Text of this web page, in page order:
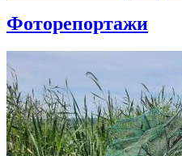
Фоторепортажи